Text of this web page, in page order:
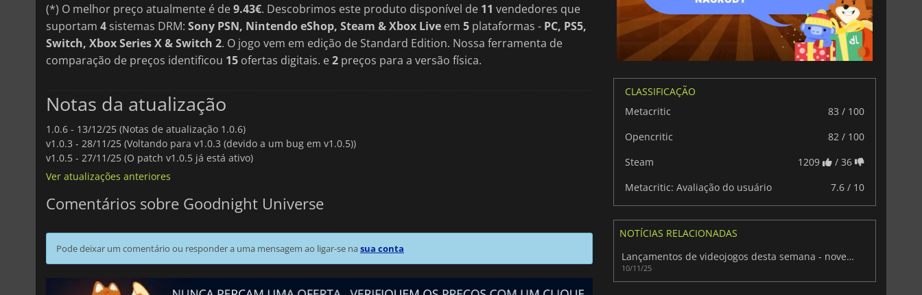
(*) O melhor preço atualmente é de9.43€. Descobrimos este produto disponível de 11 vendedores que
suportam 4 sistemas DRM: Sony PSN, Nintendo eShop, Steam & Xbox Live em 5 plataformas - PC, PS5,
Switch, Xbox Series X & Switch 2. O jogo vem em edição de Standard Edition. Nossa ferramenta de
comparação de preços identificou 15 ofertas digitais. e2 preços para a versão física.
Notas da atualização
1.0.6 - 13/12/25 (Notas de atualização 1.0.6)
v1.0.3 - 28/11/25 (Voltando para v1.0.3 (devido a um bug em v1.0.5))
v1.0.5 - 27/11/25 (O patch v1.0.5 já está ativo)
Ver atualizações anteriores
Comentários sobre Goodnight Universe
Pode deixar um comentário ou responder a uma mensagem ao ligar-se nasua conta
CLASSIFICAÇÃO
Metacritic
83 / 100
Opencritic
82 / 100
Steam
1209
/ 36
Metacritic: Avaliação do usuário
7.6 / 10
NOTÍCIAS RELACIONADAS
Lançamentos de videojogos desta semana - novembro de 2025 (Semana 46)
10/11/25